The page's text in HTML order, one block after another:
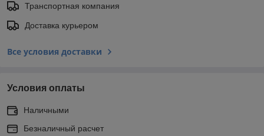
Транспортная компания
Доставка курьером
Все условия доставки
Условия оплаты
Наличными
Безналичный расчет